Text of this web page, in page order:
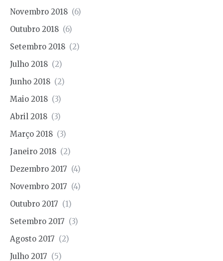
Novembro 2018 (6)
Outubro 2018 (6)
Setembro 2018 (2)
Julho 2018 (2)
Junho 2018 (2)
Maio 2018 (3)
Abril 2018 (3)
Março 2018 (3)
Janeiro 2018 (2)
Dezembro 2017 (4)
Novembro 2017 (4)
Outubro 2017 (1)
Setembro 2017 (3)
Agosto 2017 (2)
Julho 2017 (5)